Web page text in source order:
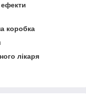
ефекти
коробка
лікаря